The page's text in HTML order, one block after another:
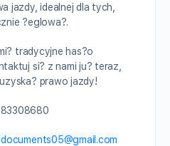
jazdy, idealnej dla tych,
?eglowa?.
tradycyjne has?o
si? z nami ju? teraz,
prawo jazdy!